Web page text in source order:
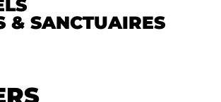
& SANCTUAIRES